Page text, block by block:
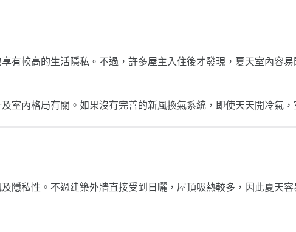
有較高的生活隱私。不過，許多屋主入住後才發現，夏天室內容
室內格局有關。如果沒有完善的新風換氣系統，即使天天開冷氣，
隱私性。不過建築外牆直接受到日曬，屋頂吸熱較多，因此夏天容